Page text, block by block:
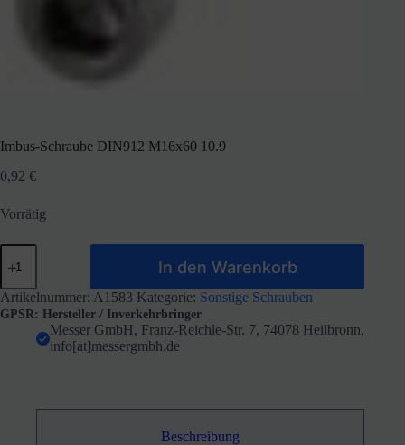
Imbus-Schraube DIN912 M16x60 10.9
0,92 €
Vorrätig
Imbus-
Schraube
M16x60
10.9
In den Warenkorb
Artikelnummer: A1583 Kategorie: Sonstige Schrauben
GPSR: Hersteller / Inverkehrbringer
Messer GmbH, Franz-Reichle-Str. 7, 74078 Heilbronn,
info[at]messergmbh.de
Beschreibung